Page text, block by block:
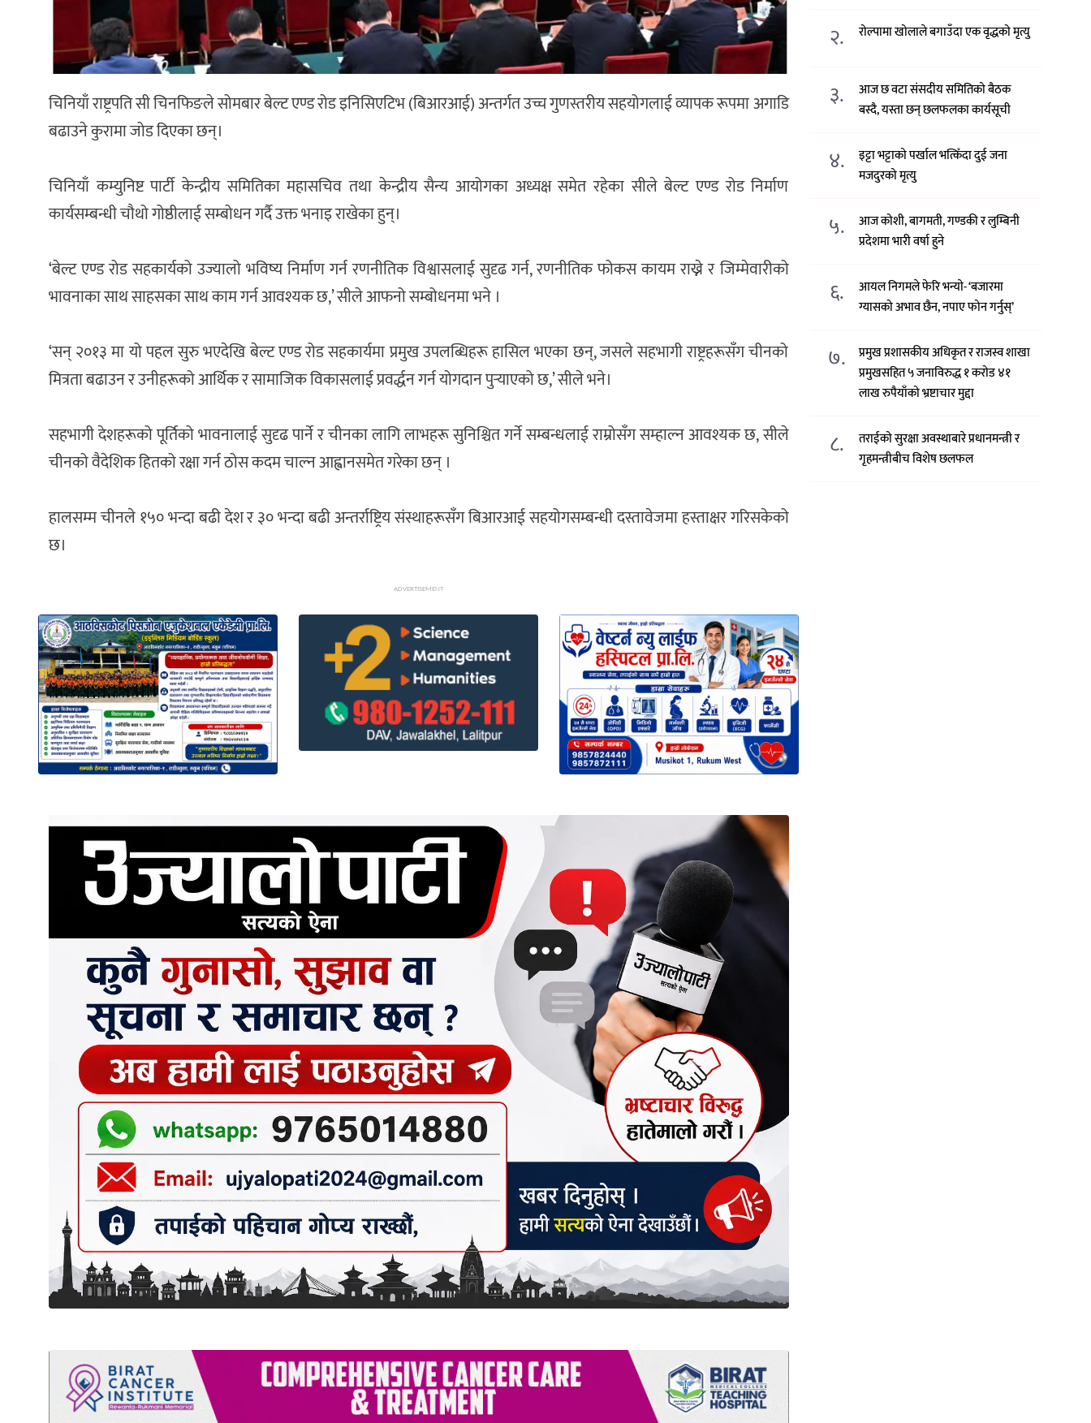
चिनियाँ राष्ट्रपति सी चिनफिङले सोमबार बेल्ट एण्ड रोड इनिसिएटिभ (बिआरआई) अन्तर्गत उच्च गुणस्तरीय सहयोगलाई व्यापक रूपमा अगाडि
बढाउने कुरामा जोड दिएका छन्।
चिनियाँ कम्युनिष्ट पार्टी केन्द्रीय समितिका महासचिव तथा केन्द्रीय सैन्य आयोगका अध्यक्ष समेत रहेका सीले बेल्ट एण्ड रोड निर्माण
कार्यसम्बन्धी चौथो गोष्ठीलाई सम्बोधन गर्दै उक्त भनाइ राखेका हुन्।
‘बेल्ट एण्ड रोड सहकार्यको उज्यालो भविष्य निर्माण गर्न रणनीतिक विश्वासलाई सुदृढ गर्न, रणनीतिक फोकस कायम राख्ने र जिम्मेवारीको
भावनाका साथ साहसका साथ काम गर्न आवश्यक छ,’ सीले आफनो सम्बोधनमा भने ।
‘सन् २०१३ मा यो पहल सुरु भएदेखि बेल्ट एण्ड रोड सहकार्यमा प्रमुख उपलब्धिहरू हासिल भएका छन्, जसले सहभागी राष्ट्रहरूसँग चीनको
मित्रता बढाउन र उनीहरूको आर्थिक र सामाजिक विकासलाई प्रवर्द्धन गर्न योगदान पुर्‍याएको छ,’ सीले भने।
सहभागी देशहरूको पूर्तिको भावनालाई सुदृढ पार्ने र चीनका लागि लाभहरू सुनिश्चित गर्ने सम्बन्धलाई राम्रोसँग सम्हाल्न आवश्यक छ, सीले
चीनको वैदेशिक हितको रक्षा गर्न ठोस कदम चाल्न आह्वानसमेत गरेका छन् ।
हालसम्म चीनले १५० भन्दा बढी देश र ३० भन्दा बढी अन्तर्राष्ट्रिय संस्थाहरूसँग बिआरआई सहयोगसम्बन्धी दस्तावेजमा हस्ताक्षर गरिसकेको
छ।
ADVERTISEMENT
२. रोल्पामा खोलाले बगाउँदा एक वृद्धको मृत्यु
३.
आज छ वटा संसदीय समितिको बैठक
बस्दै, यस्ता छन् छलफलका कार्यसूची
४.
इट्टा भट्टाको पर्खाल भत्किँदा दुई जना
मजदुरको मृत्यु
५.
आज कोशी, बागमती, गण्डकी र लुम्बिनी
प्रदेशमा भारी वर्षा हुने
६.
आयल निगमले फेरि भन्याे- ‘बजारमा
ग्यासको अभाव छैन, नपाए फोन गर्नुस्’
७.
प्रमुख प्रशासकीय अधिकृत र राजस्व शाखा
प्रमुखसहित ५ जनाविरुद्ध १ करोड ४१
लाख रुपैयाँको भ्रष्टाचार मुद्दा
८.
तराईको सुरक्षा अवस्थाबारे प्रधानमन्त्री र
गृहमन्त्रीबीच विशेष छलफल